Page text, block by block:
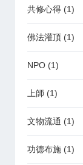
共修心得 (1)
佛法灌頂 (1)
NPO (1)
上師 (1)
文物流通 (1)
功德布施 (1)